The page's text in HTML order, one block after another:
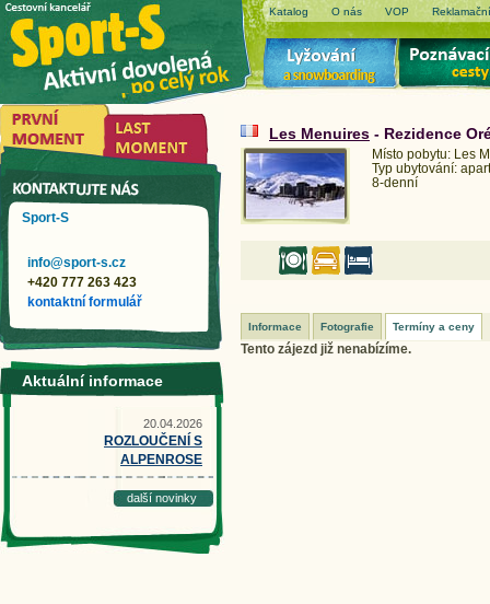
Katalog O nás VOP
Les Menuires - Rezidence
Místo pobytu: Les
Typ ubytování:
8-denní
Informace Fotografie Termíny a ceny
Tento zájezd již nenabízíme.
Sport-S
info@sport-s.cz
+420 777 263 423
kontaktní formulář
Aktuální informace
20.04.2026
ROZLOUČENÍ S
ALPENROSE
další novinky